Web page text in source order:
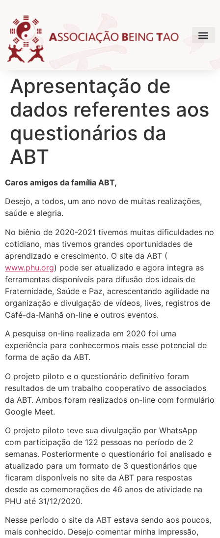
Apresentação de
dados referentes aos
questionários da
ABT
Caros amigos da família ABT,
Desejo, a todos, um ano novo de muitas realizações,
saúde e alegria.
No biênio de 2020-2021 tivemos muitas dificuldades no
cotidiano, mas tivemos grandes oportunidades de
aprendizado e crescimento. O site da ABT (
www.phu.org) pode ser atualizado e agora integra as
ferramentas disponíveis para difusão dos ideais de
Fraternidade, Saúde e Paz, acrescentando agilidade na
organização e divulgação de vídeos, lives, registros de
Café-da-Manhã on-line e outros eventos.
A pesquisa on-line realizada em 2020 foi uma
experiência para conhecermos mais esse potencial de
forma de ação da ABT.
O projeto piloto e o questionário definitivo foram
resultados de um trabalho cooperativo de associados
da ABT. Ambos foram realizados on-line com formulário
Google Meet.
O projeto piloto teve sua divulgação por WhatsApp
com participação de 122 pessoas no período de 2
semanas. Posteriormente o questionário foi analisado e
atualizado para um formato de 3 questionários que
ficaram disponíveis no site da ABT para respostas
desde as comemorações de 46 anos de atividade na
PHU até 31/12/2020.
Nesse período o site da ABT estava sendo aos poucos,
mais conhecido. Desejo comentar minha impressão,